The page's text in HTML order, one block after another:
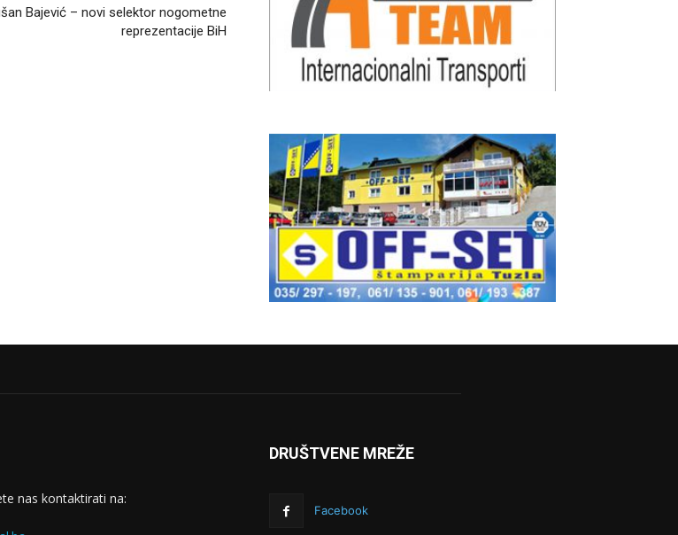
Bajević – novi selektor nogometne
reprezentacije BiH
nas kontaktirati na:
DRUŠTVENE MREŽE
Facebook